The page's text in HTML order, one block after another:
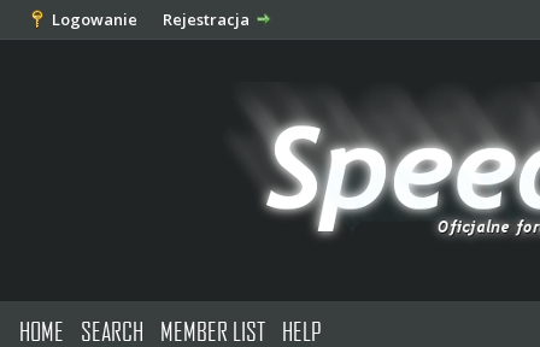
Logowanie Rejestracja
HOME SEARCH MEMBER LIST HELP